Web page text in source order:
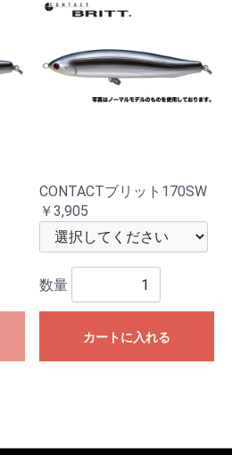
CONTACTブリット170SW
￥3,905
数量
カートに入れる